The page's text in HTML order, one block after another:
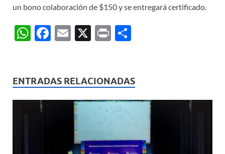
un bono colaboración de $150 y se entregará certificado.
W
s
A
F
b
o
E
X
P
p
ar
ENTRADAS RELACIONADAS